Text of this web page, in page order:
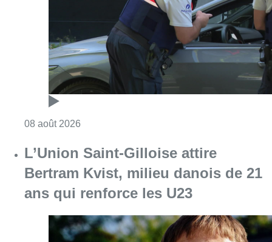
08 août 2026
L’Union Saint-Gilloise attire
Bertram Kvist, milieu danois de 21
ans qui renforce les U23